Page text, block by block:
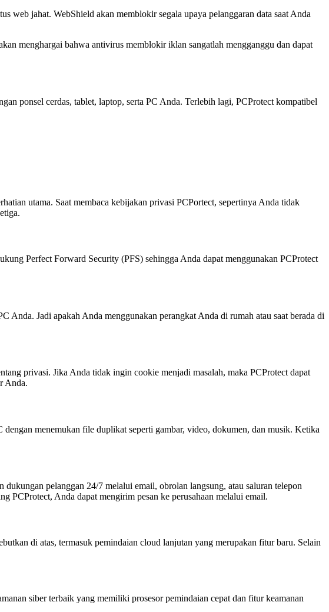
web jahat. WebShield akan memblokir segala upaya pelanggaran data saat Anda
menghargai bahwa antivirus memblokir iklan sangatlah mengganggu dan dapat
ponsel cerdas, tablet, laptop, serta PC Anda. Terlebih lagi, PCProtect kompatibel
utama. Saat membaca kebijakan privasi PCPortect, sepertinya Anda tidak
Perfect Forward Security (PFS) sehingga Anda dapat menggunakan PCProtect
Jadi apakah Anda menggunakan perangkat Anda di rumah atau saat berada di
privasi. Jika Anda tidak ingin cookie menjadi masalah, maka PCProtect dapat
Anda.
menemukan file duplikat seperti gambar, video, dokumen, dan musik. Ketika
pelanggan 24/7 melalui email, obrolan langsung, atau saluran telepon
PCProtect, Anda dapat mengirim pesan ke perusahaan melalui email.
di atas, termasuk pemindaian cloud lanjutan yang merupakan fitur baru. Selain
siber terbaik yang memiliki prosesor pemindaian cepat dan fitur keamanan